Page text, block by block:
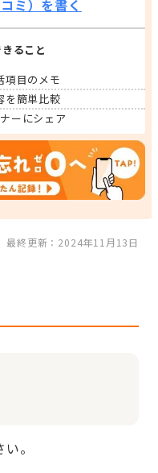
ミ）を書く
ること
項目のメモ
を簡単比較
ーにシェア
最終更新：2024年11月13日
。